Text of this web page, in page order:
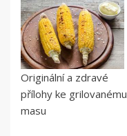
Originální a zdravé
přílohy ke grilovanému
masu